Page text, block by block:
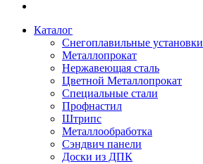
Каталог
Снегоплавильные установки
Металлопрокат
Нержавеющая сталь
Цветной Металлопрокат
Специальные стали
Профнастил
Штрипс
Металлообработка
Сэндвич панели
Доски из ДПК